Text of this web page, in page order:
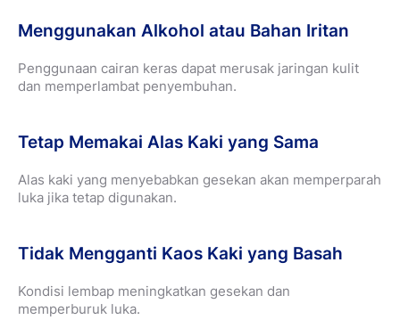
Menggunakan Alkohol atau Bahan Iritan
Penggunaan cairan keras dapat merusak jaringan kulit
dan memperlambat penyembuhan.
Tetap Memakai Alas Kaki yang Sama
Alas kaki yang menyebabkan gesekan akan memperparah
luka jika tetap digunakan.
Tidak Mengganti Kaos Kaki yang Basah
Kondisi lembap meningkatkan gesekan dan
memperburuk luka.